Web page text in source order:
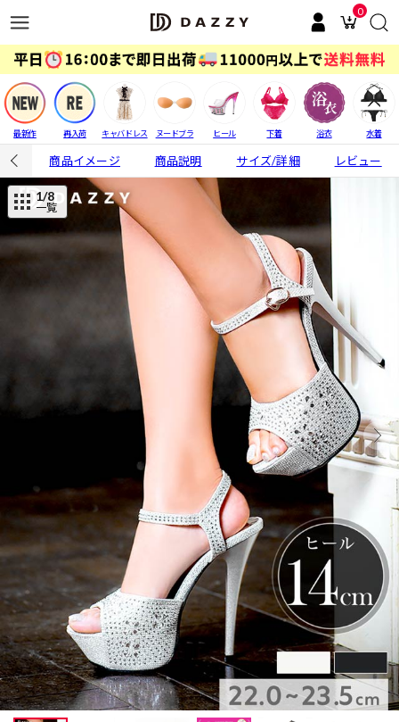
0
最新作 再入荷 キャバドレス ヌードブラ ヒール 下着 浴衣 水着
商品イメージ 商品説明 サイズ/詳細 レビュー
1/8
一覧